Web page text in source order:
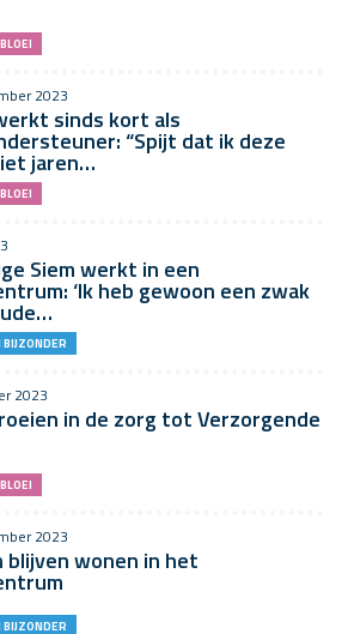
2023
sinds kort als
“Spijt dat ik deze
jaren…
Siem werkt in een
‘Ik heb gewoon een zwak
BIJZONDER
2023
in de zorg tot Verzorgende
2023
blijven wonen in het
BIJZONDER